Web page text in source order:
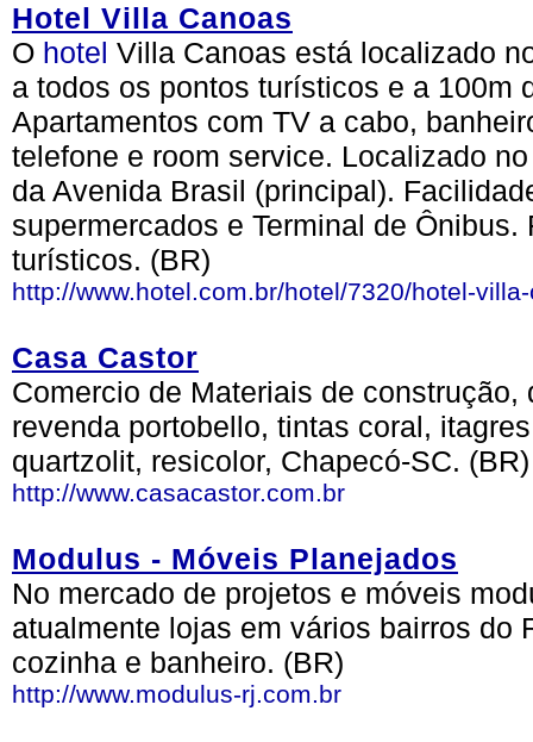
Hotel Villa Canoas
O hotel Villa Canoas está localizado
a todos os pontos turísticos e a 100m
Apartamentos com TV a cabo,
telefone e room service. Localizado
da Avenida Brasil (principal).
supermercados e Terminal de
turísticos. (BR)
http://www.hotel.com.br/hotel/7320/hotel-
Casa Castor
Comercio de Materiais de
revenda portobello, tintas coral,
quartzolit, resicolor, Chapecó-SC. (BR)
http://www.casacastor.com.br
Modulus - Móveis Planejados
No mercado de projetos e móveis
atualmente lojas em vários bairros do
cozinha e banheiro. (BR)
http://www.modulus-rj.com.br